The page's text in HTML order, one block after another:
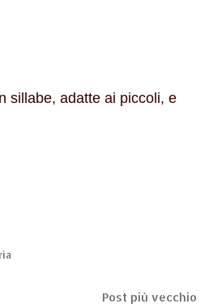
sillabe, adatte ai piccoli, e
Post più vecchio